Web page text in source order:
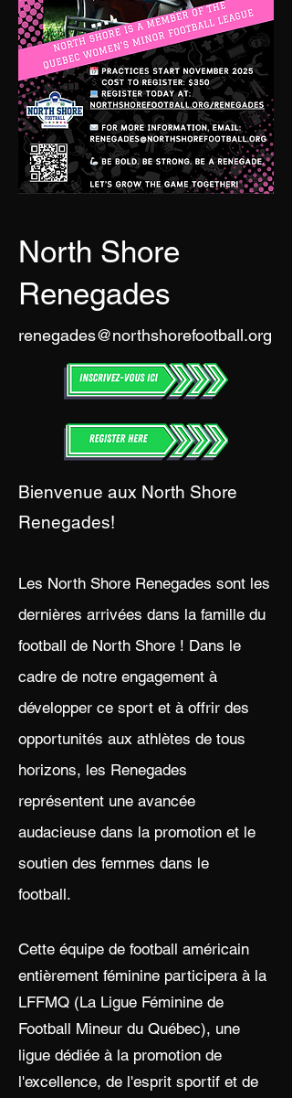
North Shore
Renegades
renegades@northshorefootball.org
Bienvenue aux North Shore
Renegades!
Les North Shore Renegades sont les
dernières arrivées dans la famille du
football de North Shore ! Dans le
cadre de notre engagement à
développer ce sport et à offrir des
opportunités aux athlètes de tous
horizons, les Renegades
représentent une avancée
audacieuse dans la promotion et le
soutien des femmes dans le
football.
​Cette équipe de football américain
entièrement féminine participera à la
LFFMQ (La Ligue Féminine de
Football Mineur du Québec), une
ligue dédiée à la promotion de
l'excellence, de l'esprit sportif et de